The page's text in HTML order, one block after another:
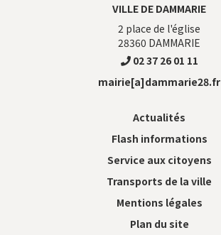
VILLE DE DAMMARIE
2 place de l'église
28360 DAMMARIE
02 37 26 01 11
mairie[a]dammarie28.fr
Actualités
Flash informations
Service aux citoyens
Transports de la ville
Mentions légales
Plan du site